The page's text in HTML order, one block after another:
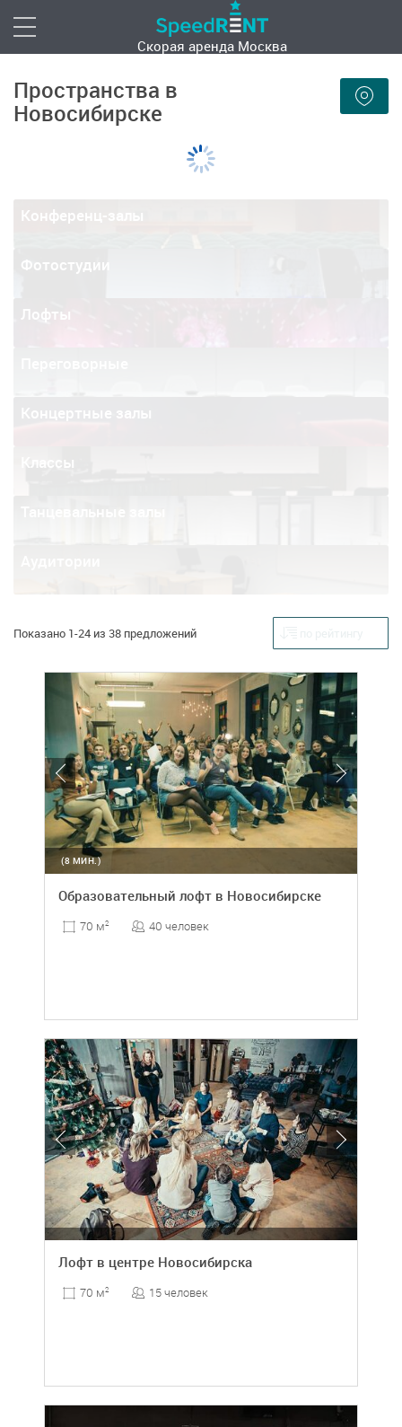
Скорая аренда Москва
Пространства в
Новосибирске
Конференц-залы
Фотостудии
Лофты
Классы
Показано 1-24 из 38 предложений
(8 МИН.)
Образовательный лофт в Новосибирске
70 м2 40 человек
Лофт в центре Новосибирска
70 м2 15 человек